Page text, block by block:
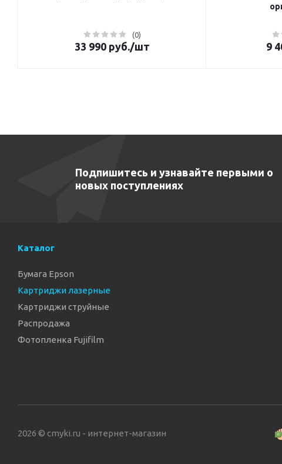
(0)
33 990руб./шт 9
Подпишитесь и узнавайте первыми о
новых поступлениях
Каталог
Бумага Epson
Картриджи лазерные
Картриджи струйные
Распродажа
Фотопленка Fujifilm
2026 © cmyki.ru - интернет-магазин